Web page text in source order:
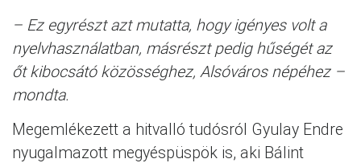
– Ez egyrészt azt mutatta, hogy igényes volt a
nyelvhasználatban, másrészt pedig hűségét az
őt kibocsátó közösséghez, Alsóváros népéhez –
mondta.
Megemlékezett a hitvalló tudósról Gyulay Endre
nyugalmazott megyéspüspök is, aki Bálint